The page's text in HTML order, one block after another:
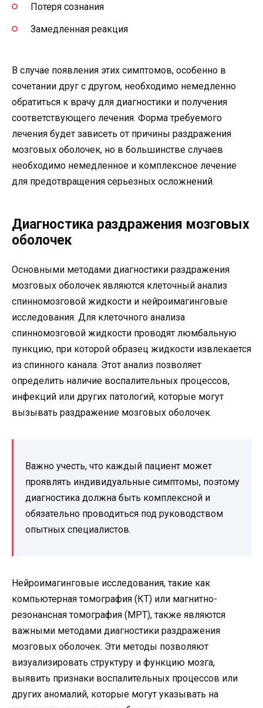
Потеря сознания
Замедленная реакция
В случае появления этих симптомов, особенно в
сочетании друг с другом, необходимо немедленно
обратиться к врачу для диагностики и получения
соответствующего лечения. Форма требуемого
лечения будет зависеть от причины раздражения
мозговых оболочек, но в большинстве случаев
необходимо немедленное и комплексное лечение
для предотвращения серьезных осложнений.
Диагностика раздражения мозговых
оболочек
Основными методами диагностики раздражения
мозговых оболочек являются клеточный анализ
спинномозговой жидкости и нейроимагинговые
исследования. Для клеточного анализа
спинномозговой жидкости проводят люмбальную
пункцию, при которой образец жидкости извлекается
из спинного канала. Этот анализ позволяет
определить наличие воспалительных процессов,
инфекций или других патологий, которые могут
вызывать раздражение мозговых оболочек.
Важно учесть, что каждый пациент может
проявлять индивидуальные симптомы, поэтому
диагностика должна быть комплексной и
обязательно проводиться под руководством
опытных специалистов.
Нейроимагинговые исследования, такие как
компьютерная томография (КТ) или магнитно-
резонансная томография (МРТ), также являются
важными методами диагностики раздражения
мозговых оболочек. Эти методы позволяют
визуализировать структуру и функцию мозга,
выявить признаки воспалительных процессов или
других аномалий, которые могут указывать на